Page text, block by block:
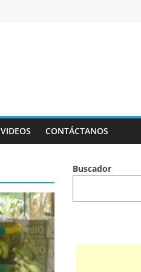
VIDEOS CONTÁCTANOS
Buscador